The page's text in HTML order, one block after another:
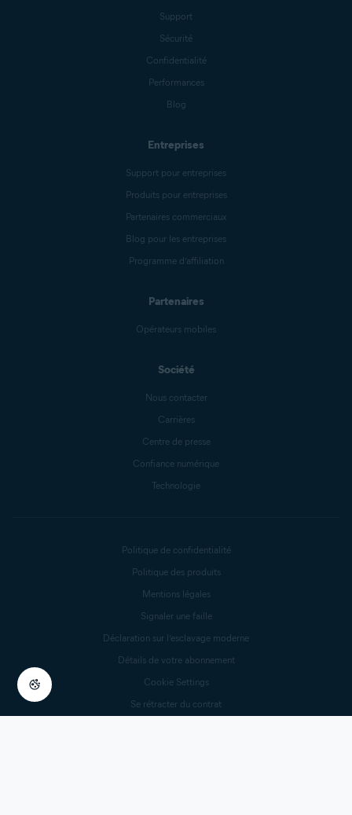
Support
Sécurité
Confidentialité
Performances
Blog
Entreprises
Support pour entreprises
Produits pour entreprises
Partenaires commerciaux
Blog pour les entreprises
Programme d’affiliation
Partenaires
Opérateurs mobiles
Société
Nous contacter
Carrières
Centre de presse
Confiance numérique
Technologie
Politique de confidentialité
Politique des produits
Mentions légales
Signaler une faille
Déclaration sur l’esclavage moderne
Détails de votre abonnement
Cookie Settings
Se rétracter du contrat